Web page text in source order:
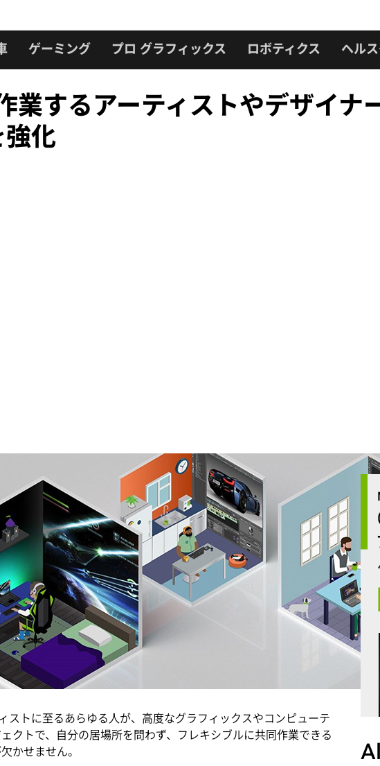
ゲーミング プロ グラフィックス ロボティクス ヘル
業するアーティストやデザイナ
化
、IT 管理者の運営効率が向上し、新たなパートナーお
能に
スのパンデミックによって、従業員の働き方が恒久的に変わろう
が家庭またはオフィスのいずれから他の従業員と仕事をするかを
くのプロフェッショナルたちの働き方を、仮想 GPU ソフトウェ
としています。このソフトウェアはより多様なワークロードに対
ような機能を備えています。
ストに至るあらゆる人が、高度なグラフィックスやコンピューテ
クトで、自分の居場所を問わず、フレキシブルに共同作業できる
かせません。